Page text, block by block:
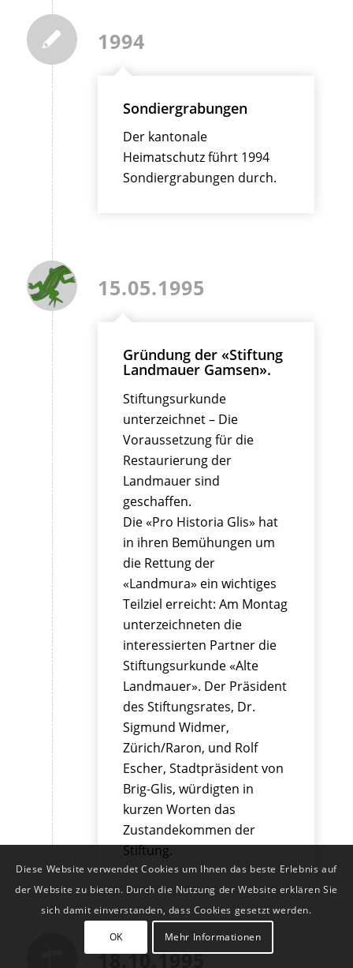
1994
Sondiergrabungen
Der kantonale
Heimatschutz führt 1994
Sondiergrabungen durch.
15.05.1995
Gründung der «Stiftung
Landmauer Gamsen».
Stiftungsurkunde
unterzeichnet – Die
Voraussetzung für die
Restaurierung der
Landmauer sind
geschaffen.
Die «Pro Historia Glis» hat
in ihren Bemühungen um
die Rettung der
«Landmura» ein wichtiges
Teilziel erreicht: Am Montag
unterzeichneten die
interessierten Partner die
Stiftungsurkunde «Alte
Landmauer». Der Präsident
des Stiftungsrates, Dr.
Sigmund Widmer,
Zürich/Raron, und Rolf
Escher, Stadtpräsident von
Brig-Glis, würdigten in
kurzen Worten das
Zustandekommen der
Stiftung.
18.10.1995
Diese Website verwendet Cookies um Ihnen das beste Erlebnis auf
der Website zu bieten. Durch die Nutzung der Website erklären Sie
sich damit einverstanden, dass Cookies gesetzt werden.
OK Mehr Informationen